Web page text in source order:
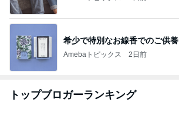
希少で特別なお線香でのご供養
Amebaトピックス 2日前
トップブロガーランキング